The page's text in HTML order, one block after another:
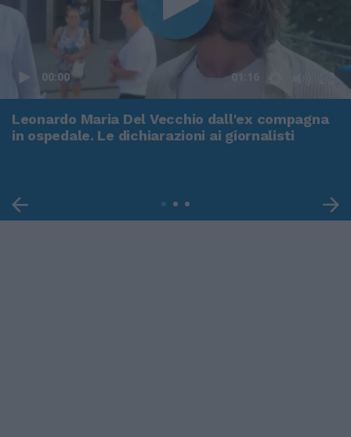
00:00 01:16
Leonardo Maria Del Vecchio dall'ex compagna
in ospedale. Le dichiarazioni ai giornalisti